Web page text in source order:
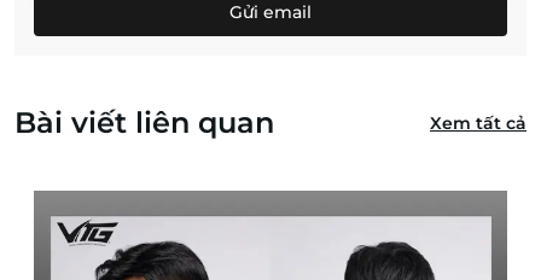
Gửi email
Bài viết liên quan Xem tất cả